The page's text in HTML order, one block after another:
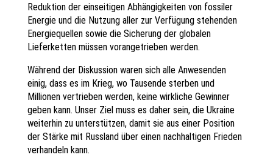
Reduktion der einseitigen Abhängigkeiten von fossiler
Energie und die Nutzung aller zur Verfügung stehenden
Energiequellen sowie die Sicherung der globalen
Lieferketten müssen vorangetrieben werden.
Während der Diskussion waren sich alle Anwesenden
einig, dass es im Krieg, wo Tausende sterben und
Millionen vertrieben werden, keine wirkliche Gewinner
geben kann. Unser Ziel muss es daher sein, die Ukraine
weiterhin zu unterstützen, damit sie aus einer Position
der Stärke mit Russland über einen nachhaltigen Frieden
verhandeln kann.